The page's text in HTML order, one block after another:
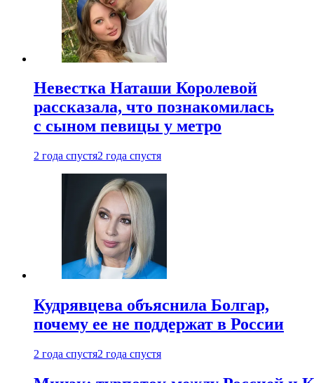
Невестка Наташи Королевой
рассказала, что познакомилась
с сыном певицы у метро
2 года спустя2 года спустя
Кудрявцева объяснила Болгар,
почему ее не поддержат в России
2 года спустя2 года спустя